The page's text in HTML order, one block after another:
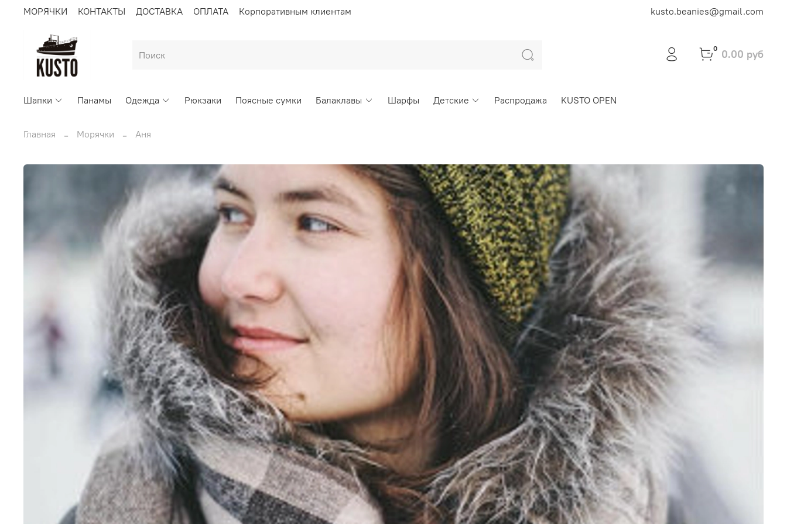
МОРЯЧКИ КОНТАКТЫ ДОСТАВКА ОПЛАТА Корпоративным клиентам kusto.beanies@gmail.com
0 0.00 руб
Шапки Панамы Одежда Рюкзаки Поясные сумки Балаклавы Шарфы Детские Распродажа KUSTO OPEN
Главная Морячки Аня